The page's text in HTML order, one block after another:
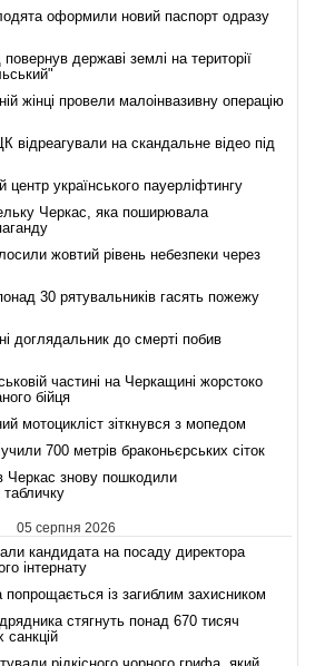
оформили новий паспорт одразу
державі землі на території
жінці провели малоінвазивну операцію
відреагували на скандальне відео під
українського пауерліфтингу
Черкас, яка поширювала
жовтий рівень небезпеки через
30 рятувальників гасять пожежу
доглядальник до смерті побив
частині на Черкащині жорстоко
бійця
мотоцикліст зіткнувся з мопедом
700 метрів браконьєрських сіток
Черкас знову пошкодили
05 серпня 2026
кандидата на посаду директора
інтернату
із загиблим захисником
стягнуть понад 670 тисяч